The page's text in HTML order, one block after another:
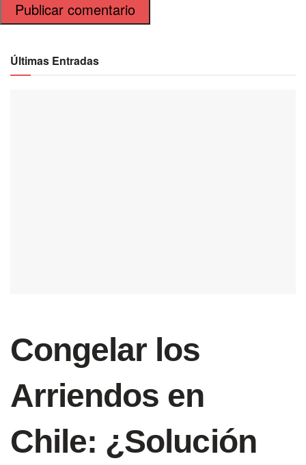
Últimas Entradas
Congelar los
Arriendos en
Chile: ¿Solución